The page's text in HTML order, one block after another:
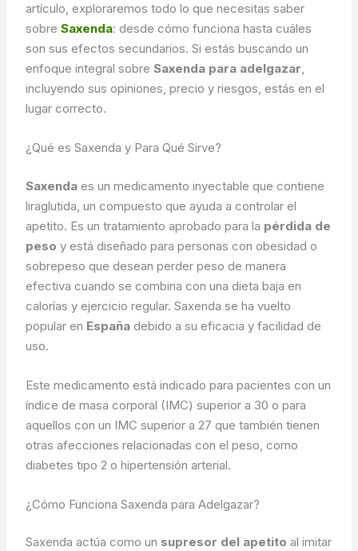
artículo, exploraremos todo lo que necesitas saber
sobreSaxenda: desde cómo funciona hasta cuáles
son sus efectos secundarios. Si estás buscando un
enfoque integral sobreSaxenda para adelgazar,
incluyendo sus opiniones, precio y riesgos, estás en el
lugar correcto.
¿Qué es Saxenda y Para Qué Sirve?
Saxenda es un medicamento inyectable que contiene
liraglutida, un compuesto que ayuda a controlar el
apetito. Es un tratamiento aprobado para la pérdida de
peso y está diseñado para personas con obesidad o
sobrepeso que desean perder peso de manera
efectiva cuando se combina con una dieta baja en
calorías y ejercicio regular. Saxenda se ha vuelto
popular en España debido a su eficacia y facilidad de
uso.
Este medicamento está indicado para pacientes con un
índice de masa corporal (IMC) superior a 30 o para
aquellos con un IMC superior a 27 que también tienen
otras afecciones relacionadas con el peso, como
diabetes tipo 2 o hipertensión arterial.
¿Cómo Funciona Saxenda para Adelgazar?
Saxenda actúa como un supresor del apetito al imitar